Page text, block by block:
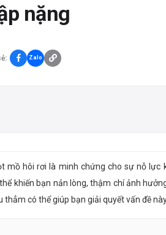
nặng
Zalo
mồ hôi rơi là minh chứng cho sự nỗ lực
khiến bạn nản lòng, thậm chí ảnh
có thể giúp bạn giải quyết vấn đề